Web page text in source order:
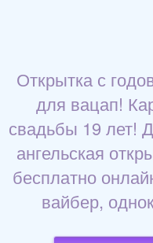
Открытка с
для вацап!
свадьбы 19 лет!
ангельская
бесплатно
вайбер,